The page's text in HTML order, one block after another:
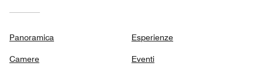
Panoramica
Camere
Esperienze
Eventi